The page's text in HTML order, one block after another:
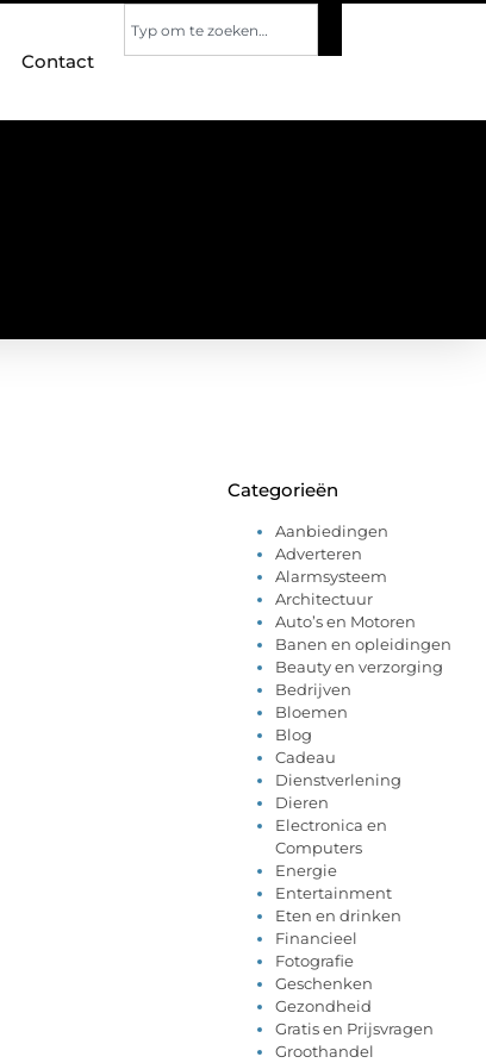
Contact
Categorieën
Aanbiedingen
Adverteren
Alarmsysteem
Architectuur
Auto’s en Motoren
Banen en opleidingen
Beauty en verzorging
Bedrijven
Bloemen
Blog
Cadeau
Dienstverlening
Dieren
Electronica en
Computers
Energie
Entertainment
Eten en drinken
Financieel
Fotografie
Geschenken
Gezondheid
Gratis en Prijsvragen
Groothandel